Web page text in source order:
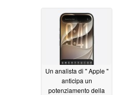
Un analista di " Apple "
anticipa un
potenziamento della